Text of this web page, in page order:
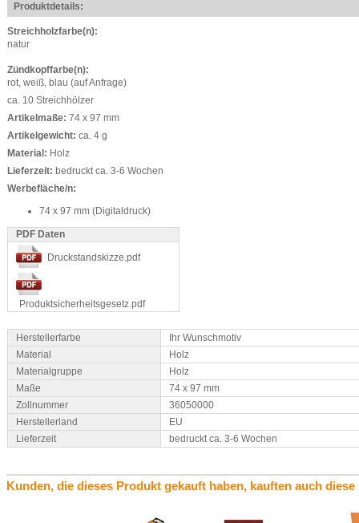
Produktdetails:
Streichholzfarbe(n):
natur
Zündkopffarbe(n):
rot, weiß, blau (auf Anfrage)
ca. 10 Streichhölzer
Artikelmaße: 74 x 97 mm
Artikelgewicht: ca. 4 g
Material: Holz
Lieferzeit: bedruckt ca. 3-6 Wochen
Werbefläche/n:
74 x 97 mm (Digitaldruck)
PDF Daten
Druckstandskizze.pdf
Produktsicherheitsgesetz.pdf
Herstellerfarbe
Ihr Wunschmotiv
Material
Holz
Materialgruppe
Holz
Maße
74 x 97 mm
Zollnummer
36050000
Herstellerland
EU
Lieferzeit
bedruckt ca. 3-6 Wochen
Kunden, die dieses Produkt gekauft haben, kauften auch